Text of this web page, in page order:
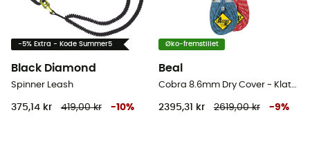
-5% Extra - Kode Summer5
Black Diamond
Spinner Leash
375,14 kr 419,00 kr -10%
Øko-fremstillet
Beal
Cobra 8.6mm Dry Cover - Klatrereb
2395,31 kr 2619,00 kr -9%